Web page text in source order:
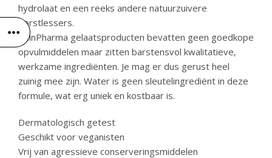
hydrolaat en een reeks andere natuurzuivere
dorstlessers.
RainPharma gelaatsproducten bevatten geen goedkope
opvulmiddelen maar zitten barstensvol kwalitatieve,
werkzame ingrediënten. Je mag er dus gerust heel
zuinig mee zijn. Water is geen sleutelingrediënt in deze
formule, wat erg uniek en kostbaar is.
Dermatologisch getest
Geschikt voor veganisten
Vrij van agressieve conserveringsmiddelen